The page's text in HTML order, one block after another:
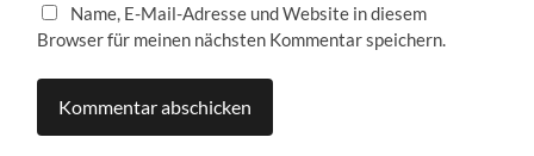
Name, E-Mail-Adresse und Website in diesem
Browser für meinen nächsten Kommentar speichern.